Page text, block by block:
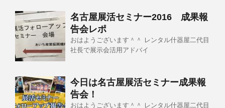
名古屋展活セミナー2016 成果報
告会レポ
おはようございます＾＾ レンタル什器屋二代目
社長で展示会活用アドバイ
今日は名古屋展活セミナー成果報
告会！
おはようございます＾＾ レンタル什器屋二代目